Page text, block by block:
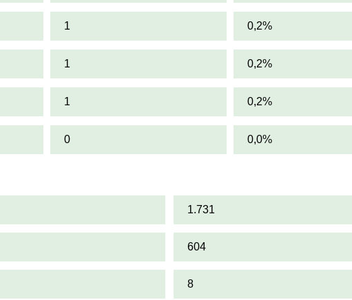
1 0,2%
1 0,2%
1 0,2%
0 0,0%
1.731
604
8